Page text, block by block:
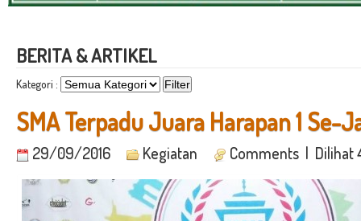
BERITA & ARTIKEL
Kategori :
SMA Terpadu Juara Harapan 1 Se-
29/09/2016 Kegiatan Comments | Dilihat